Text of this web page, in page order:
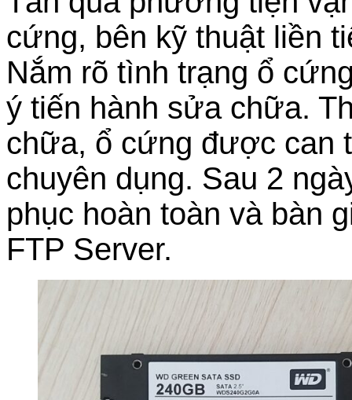
cứng, bên kỹ thuật liền
Nắm rõ tình trạng ổ
ý tiến hành sửa chữa.
chữa, ổ cứng được can
chuyên dụng. Sau 2
phục hoàn toàn và bàn
FTP Server.